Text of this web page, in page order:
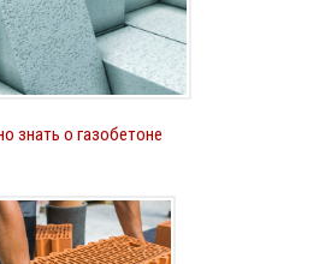
знать о газобетоне